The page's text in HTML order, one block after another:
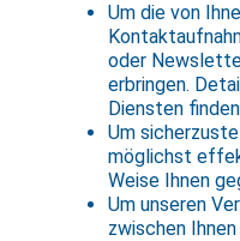
Um die von
oder
erbringen.
Diensten
Um
möglichst
Weise Ihnen
Um unseren
zwischen